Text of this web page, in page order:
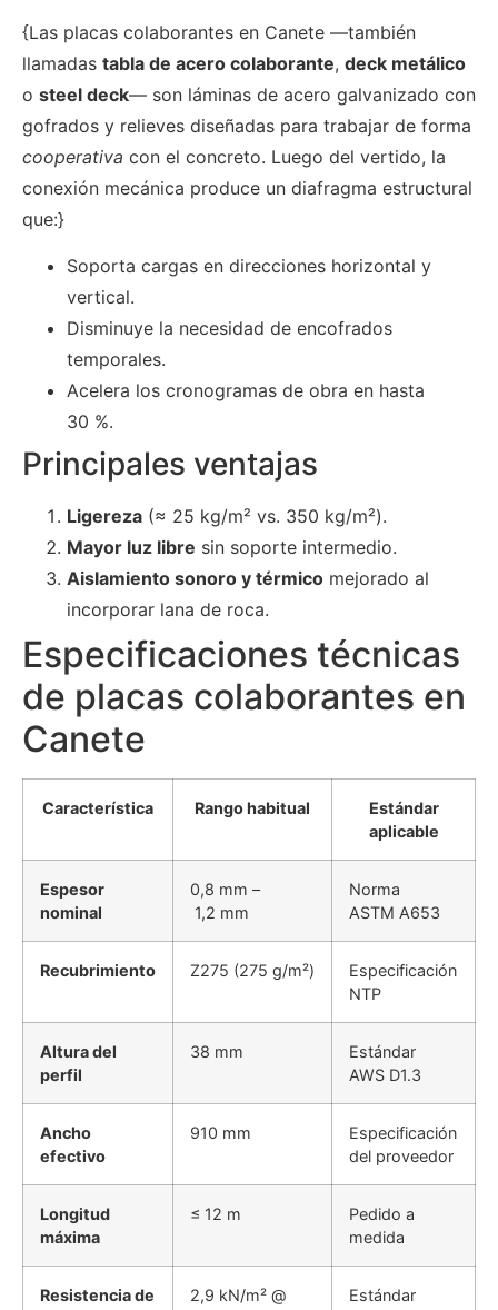
{Las placas colaborantes en Canete —también
llamadas tabla de acero colaborante, deck metálico
o steel deck— son láminas de acero galvanizado con
gofrados y relieves diseñadas para trabajar de forma
cooperativa con el concreto. Luego del vertido, la
conexión mecánica produce un diafragma estructural
que:}
Soporta cargas en direcciones horizontal y
vertical.
Disminuye la necesidad de encofrados
temporales.
Acelera los cronogramas de obra en hasta
30 %.
Principales ventajas
Ligereza (≈ 25 kg/m² vs. 350 kg/m²).
Mayor luz libre sin soporte intermedio.
Aislamiento sonoro y térmico mejorado al
incorporar lana de roca.
Especificaciones técnicas
de placas colaborantes en
Canete
Característica Rango habitual
Estándar
aplicable
Espesor
nominal
0,8 mm –
1,2 mm
Norma
ASTM A653
Recubrimiento Z275 (275 g/m²)
Especificación
NTP
Altura del
perfil
38 mm
Estándar
AWS D1.3
Ancho
efectivo
910 mm
Especificación
del proveedor
Longitud
máxima
≤ 12 m
Pedido a
medida
Resistencia de
2,9 kN/m² @
Estándar